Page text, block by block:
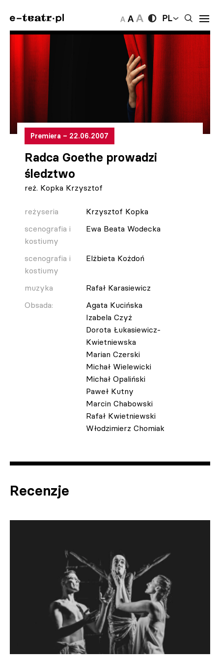
PL
Premiera – 22.06.2007
Radca Goethe prowadzi
śledztwo
reż. Kopka Krzysztof
reżyseria
Krzysztof Kopka
scenografia i
kostiumy
Ewa Beata Wodecka
scenografia i
kostiumy
Elżbieta Kożdoń
muzyka
Rafał Karasiewicz
Obsada:
Agata Kucińska
Izabela Czyż
Dorota Łukasiewicz-
Kwietniewska
Marian Czerski
Michał Wielewicki
Michał Opaliński
Paweł Kutny
Marcin Chabowski
Rafał Kwietniewski
Włodzimierz Chomiak
Recenzje